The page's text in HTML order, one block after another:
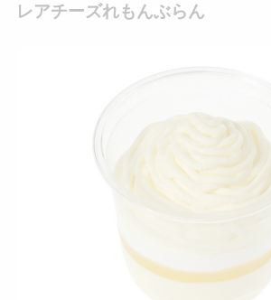
レアチーズれもんぶらん